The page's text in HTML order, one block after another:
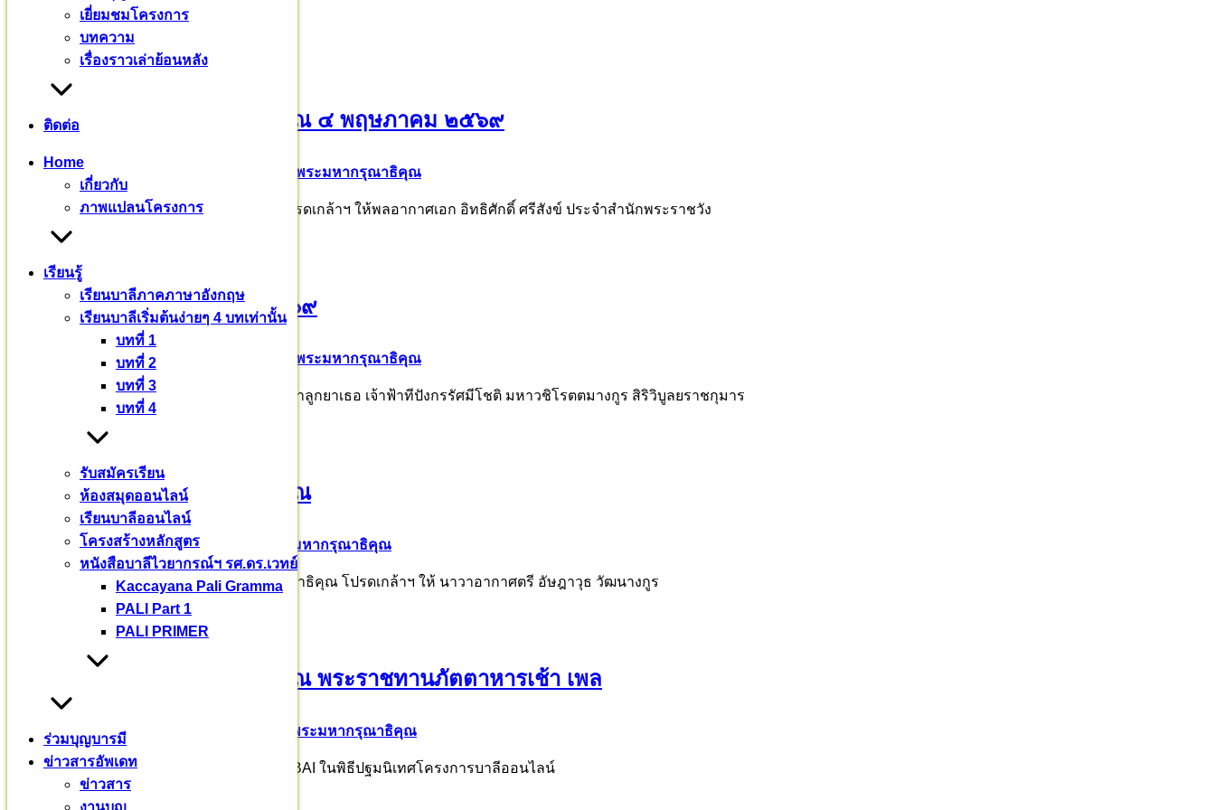
เยี่ยมชมโครงการ
บทความ
เรื่องราวเล่าย้อนหลัง
ติดต่อ
Home
เกี่ยวกับ
ภาพแปลนโครงการ
เรียนรู้
เรียนบาลีภาคภาษาอังกฤษ
เรียนบาลีเริ่มต้นง่ายๆ 4 บทเท่านั้น
บทที่ 1
บทที่ 2
บทที่ 3
บทที่ 4
รับสมัครเรียน
ห้องสมุดออนไลน์
เรียนบาลีออนไลน์
โครงสร้างหลักสูตร
หนังสือบาลีไวยากรณ์ฯ รศ.ดร.เวทย์
Kaccayana Pali Gramma
PALI Part 1
PALI PRIMER
ร่วมบุญบารมี
ข่าวสารอัพเดท
ข่าวสาร
งานบุญ
บทความอื่นๆ
น้อมสำนึกในพระมหากรุณาธิคุณ ๔ พฤษภาคม ๒๕๖๙
6 พฤษภาคม 2569 พระมหากรุณาธิคุณ
พระบาทสมเด็จพระเจ้าอยู่หัว ทรงพระกรุณาโปรดเกล้าฯ ให้พลอากาศเอก อิทธิศักดิ์ ศรีสังข์ ประจำสำนักพระราชวัง
ทรงพระเจริญ ๒๙ เมษายน ๒๕๖๙
3 พฤษภาคม 2569 12 พฤษภาคม 2026 พระมหากรุณาธิคุณ
เนื่องในโอกาสวันคล้ายวันประสูติ สมเด็จพระเจ้าลูกยาเธอ เจ้าฟ้าทีปังกรรัศมีโชติ มหาวชิโรตตมางกูร สิริวิบูลยราชกุมาร
น้อมสำนึกในพระมหากรุณาธิคุณ
25 มีนาคม 256926 มีนาคม 2026 พระมหากรุณาธิคุณ
พระบาทสมเด็จพระเจ้าอยู่หัว ทรงพระมหากรุณาธิคุณ โปรดเกล้าฯ ให้ นาวาอากาศตรี อัษฎาวุธ วัฒนางกูร
น้อมสำนึกในพระมหากรุณาธิคุณ พระราชทานภัตตาหารเช้า เพล
28 มกราคม 2569 พระมหากรุณาธิคุณ
ปฐมนิเทศ “บาลีออนไลน์” พุทธปัญญาประดิษฐ์ BAI ในพิธีปฐมนิเทศโครงการบาลีออนไลน์